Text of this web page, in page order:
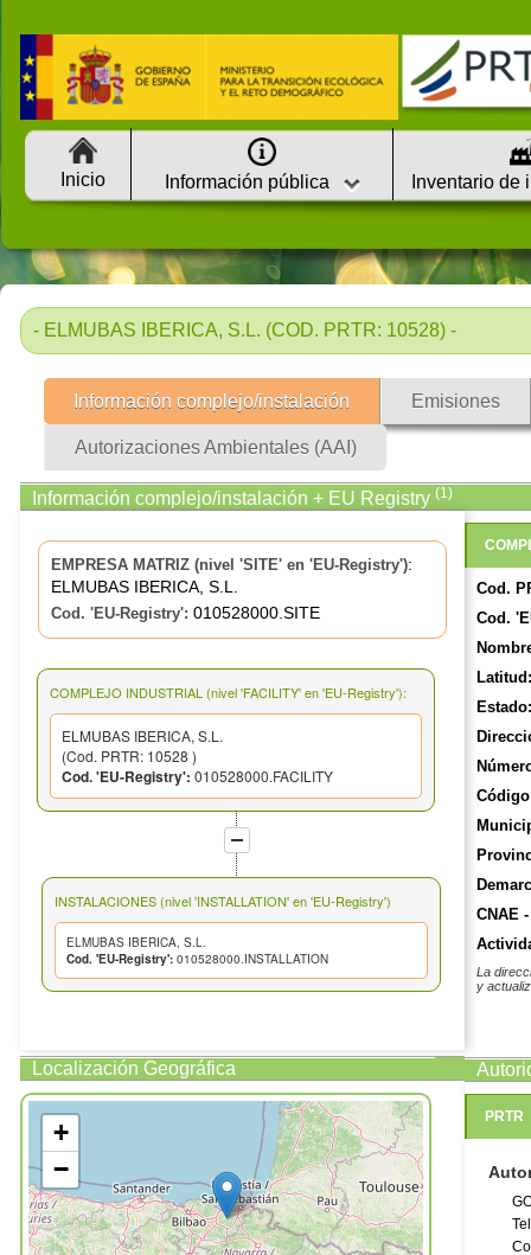
Inicio Información pública Inventario de
- ELMUBAS IBERICA, S.L. (COD. PRTR: 10528) -
Información complejo/instalación Emisiones
Autorizaciones Ambientales (AAI)
Información complejo/instalación + EU Registry (1)
EMPRESA MATRIZ (nivel 'SITE' en 'EU-Registry'):
ELMUBAS IBERICA, S.L.
Cod. 'EU-Registry': 010528000.SITE
COMPLEJO INDUSTRIAL (nivel 'FACILITY' en 'EU-Registry'):
ELMUBAS IBERICA, S.L.
(Cod. PRTR: 10528 )
Cod. 'EU-Registry': 010528000.FACILITY
INSTALACIONES (nivel 'INSTALLATION' en 'EU-Registry')
ELMUBAS IBERICA, S.L.
Cod. 'EU-Registry': 010528000.INSTALLATION
Localización Geográfica
+
−
Cod.
Cod.
Latitud:
Estado:
CNAE
La
y
PRTR